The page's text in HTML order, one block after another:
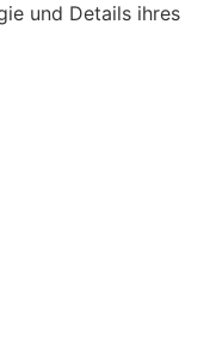
und Details ihres